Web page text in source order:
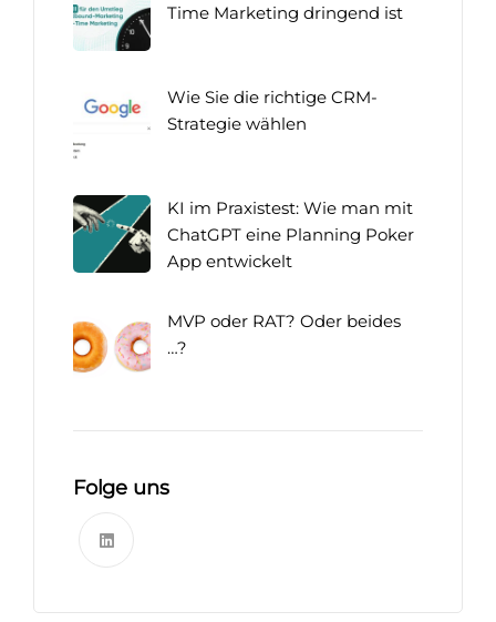
Time Marketing dringend ist
Wie Sie die richtige CRM-
Strategie wählen
KI im Praxistest: Wie man mit
ChatGPT eine Planning Poker
App entwickelt
MVP oder RAT? Oder beides
…?
Folge uns